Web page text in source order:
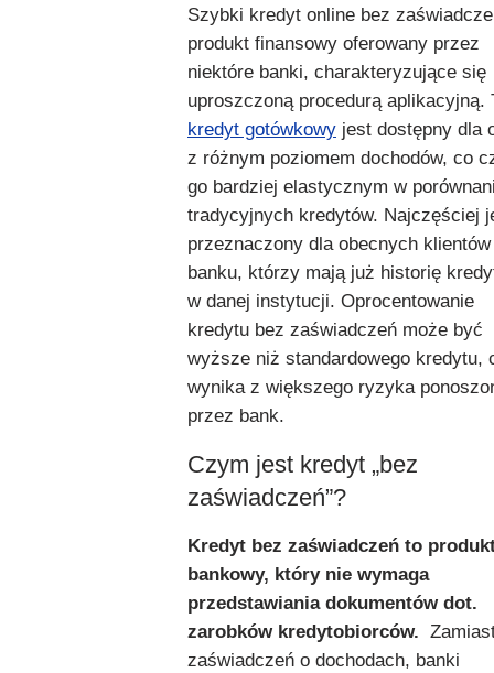
Szybki kredyt online bez
produkt finansowy oferowany przez
niektóre banki, charakteryzujące się
uproszczoną procedurą aplikacyjną.
kredyt gotówkowy jest dostępny dla
z różnym poziomem dochodów, co
go bardziej elastycznym w
tradycyjnych kredytów. Najczęściej
przeznaczony dla obecnych klientów
banku, którzy mają już historię
w danej instytucji. Oprocentowanie
kredytu bez zaświadczeń może być
wyższe niż standardowego kredytu,
wynika z większego ryzyka
przez bank.
Czym jest kredyt „bez
zaświadczeń”?
Kredyt bez zaświadczeń to
bankowy, który nie wymaga
przedstawiania dokumentów dot.
zarobków kredytobiorców.
zaświadczeń o dochodach, banki